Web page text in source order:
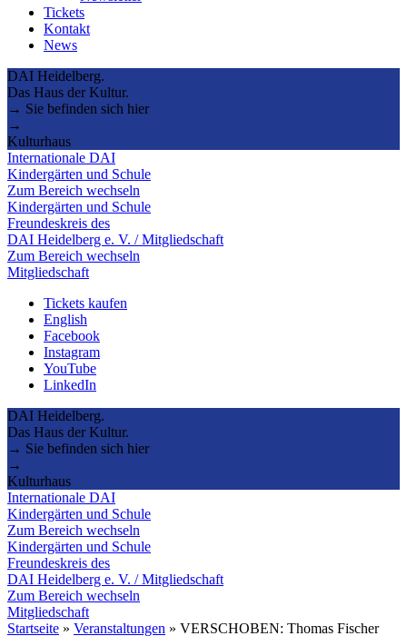
Tickets
Kontakt
News
DAI Heidelberg.
Das Haus der Kultur.
→ Sie befinden sich hier
→
Kulturhaus
Internationale DAI
Kindergärten und Schule
Zum Bereich wechseln
Kindergärten und Schule
Freundeskreis des
DAI Heidelberg e. V. / Mitgliedschaft
Zum Bereich wechseln
Mitgliedschaft
Tickets kaufen
English
Facebook
Instagram
YouTube
LinkedIn
DAI Heidelberg.
Das Haus der Kultur.
→ Sie befinden sich hier
→
Kulturhaus
Internationale DAI
Kindergärten und Schule
Zum Bereich wechseln
Kindergärten und Schule
Freundeskreis des
DAI Heidelberg e. V. / Mitgliedschaft
Zum Bereich wechseln
Mitgliedschaft
Startseite » Veranstaltungen » VERSCHOBEN: Thomas Fischer